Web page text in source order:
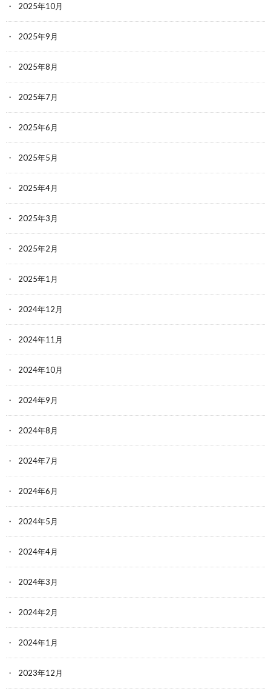
2025年10月
2025年9月
2025年8月
2025年7月
2025年6月
2025年5月
2025年4月
2025年3月
2025年2月
2025年1月
2024年12月
2024年11月
2024年10月
2024年9月
2024年8月
2024年7月
2024年6月
2024年5月
2024年4月
2024年3月
2024年2月
2024年1月
2023年12月